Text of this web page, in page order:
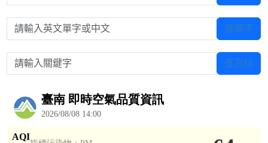
請輸入英文單字或中文 查單字
請輸入關鍵字 查百科